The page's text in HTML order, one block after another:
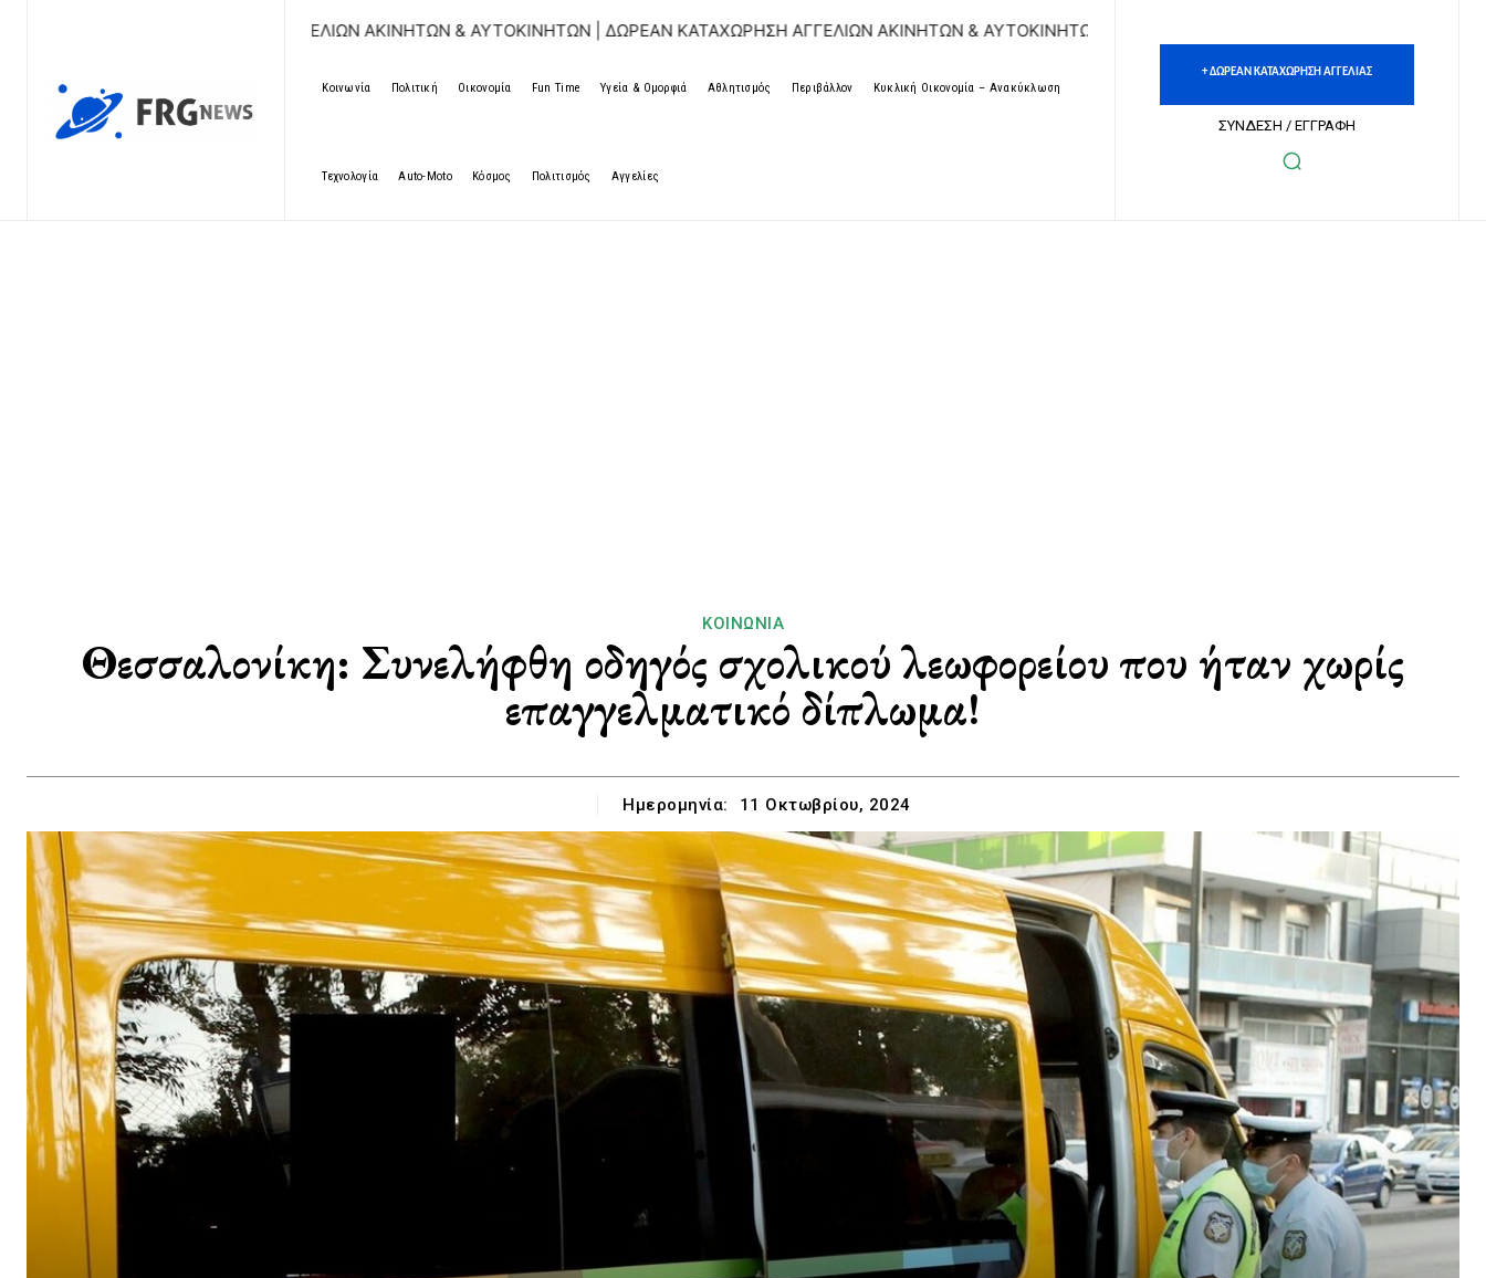
ΔΩΡΕΑΝ ΚΑΤΑΧΩΡΗΣΗ ΑΓΓΕΛΙΩΝ ΑΚΙΝΗΤΩΝ & ΑΥΤΟΚΙΝΗΤΩΝ | ΔΩΡΕΑΝ ΚΑΤΑΧΩΡΗΣΗ ΑΓΓΕΛΙΩΝ ΑΚΙΝΗΤΩΝ & ΑΥΤΟΚΙΝΗΤΩΝ | ΔΩΡΕΑΝ ΚΑΤΑΧΩΡΗΣΗ ΑΓΓΕΛΙΩΝ ΑΚΙΝΗΤΩΝ &
Κοινωνία Πολιτική Οικονομία Fun Time Υγεία & Ομορφιά Αθλητισμός Περιβάλλον Κυκλική Οικονομία – Ανακύκλωση
Τεχνολογία Auto-Moto Κόσμος Πολιτισμός Αγγελίες
+ ΔΩΡΕΑΝ ΚΑΤΑΧΩΡΗΣΗ ΑΓΓΕΛΙΑΣ
ΣΥΝΔΕΣΗ / ΕΓΓΡΑΦΗ
ΚΟΙΝΩΝΊΑ
Θεσσαλονίκη: Συνελήφθη οδηγός σχολικού λεωφορείου που ήταν χωρίς
επαγγελματικό δίπλωμα!
Ημερομηνία: 11 Οκτωβρίου, 2024